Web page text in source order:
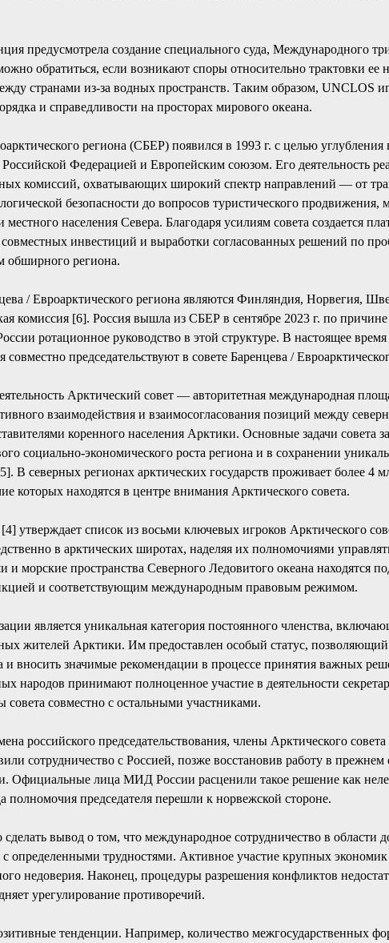
предусмотрела создание специального суда, Международного
обратиться, если возникают споры относительно трактовки ее
странами из-за водных пространств. Таким образом, UNCLOS
и справедливости на просторах мирового океана.
региона (СБЕР) появился в 1993 г. с целью углубления
Федерацией и Европейским союзом. Его деятельность
комиссий, охватывающих широкий спектр направлений — от
безопасности до вопросов туристического продвижения,
населения Севера. Благодаря усилиям совета создается
инвестиций и выработки согласованных решений по
обширного региона.
/ Евроарктического региона являются Финляндия, Норвегия,
комиссия [6]. Россия вышла из СБЕР в сентябре 2023 г. по причине
ротационное руководство в этой структуре. В настоящее
председательствуют в совете Баренцева /
Арктический совет — авторитетная международная
взаимодействия и взаимосогласования позиций между
коренного населения Арктики. Основные задачи совета
социально-экономического роста региона и в сохранении
В северных регионах арктических государств проживает более 4
которых находятся в центре внимания Арктического совета.
утверждает список из восьми ключевых игроков Арктического
в арктических широтах, наделяя их полномочиями
и морские пространства Северного Ледовитого океана находятся
и соответствующим международным правовым режимом.
является уникальная категория постоянного членства,
жителей Арктики. Им предоставлен особый статус,
и вносить значимые рекомендации в процессе принятия важных
народов принимают полноценное участие в деятельности
совместно с остальными участниками.
российского председательствования, члены Арктического
сотрудничество с Россией, позже восстановив работу в прежнем
Официальные лица МИД России расценили такое решение как
полномочия председателя перешли к норвежской стороне.
вывод о том, что международное сотрудничество в области
с определенными трудностями. Активное участие крупных
недоверия. Наконец, процедуры разрешения конфликтов
урегулирование противоречий.
тенденции. Например, количество межгосударственных